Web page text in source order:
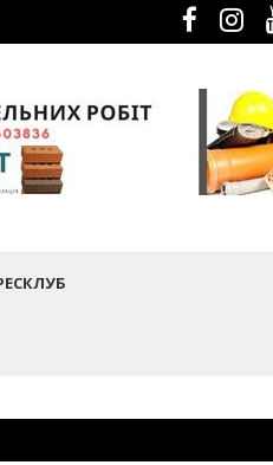
Шептицького району
громада була представлена